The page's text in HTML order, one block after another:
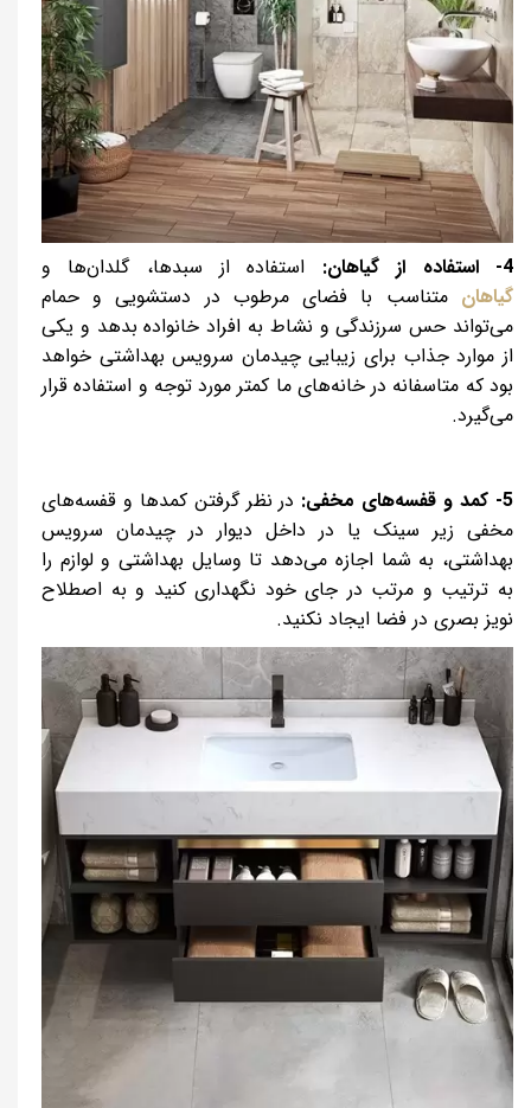
4- استفاده از گیاهان:
استفاده از سبدها، گلدان‌ها و
گیاهان متناسب با فضای مرطوب در دستشویی و حمام
می‌تواند حس سرزندگی و نشاط به افراد خانواده بدهد و یکی
از موارد جذاب برای زیبایی چیدمان سرویس بهداشتی خواهد
بود که متاسفانه در خانه‌های ما کمتر مورد توجه و استفاده قرار
می‌گیرد.
5- کمد و قفسه‌های مخفی:
در نظر گرفتن کمد‌ها و قفسه‌های
مخفی زیر سینک یا در داخل دیوار در چیدمان سرویس
بهداشتی، به شما اجازه می‌دهد تا وسایل بهداشتی و لوازم را
به ترتیب و مرتب در جای خود نگهداری کنید و به اصطلاح
نویز بصری در فضا ایجاد نکنید.